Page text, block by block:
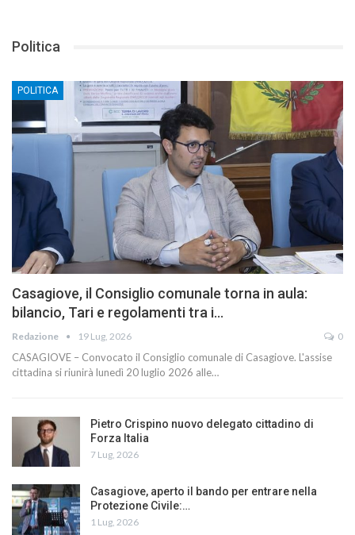
Politica
POLITICA
Casagiove, il Consiglio comunale torna in aula:
bilancio, Tari e regolamenti tra i…
Redazione 19 Lug, 2026 0
CASAGIOVE – Convocato il Consiglio comunale di Casagiove. L'assise
cittadina si riunirà lunedì 20 luglio 2026 alle…
Pietro Crispino nuovo delegato cittadino di
Forza Italia
7 Lug, 2026
Casagiove, aperto il bando per entrare nella
Protezione Civile:…
1 Lug, 2026